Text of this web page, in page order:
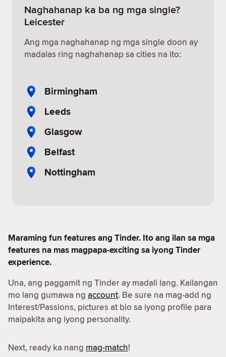
Naghahanap ka ba ng mga single?
Leicester
Ang mga naghahanap ng mga single doon ay
madalas ring naghahanap sa cities na ito:
Birmingham
Leeds
Glasgow
Belfast
Nottingham
Maraming fun features ang Tinder. Ito ang ilan sa mga
features na mas magpapa-exciting sa iyong Tinder
experience.
Una, ang paggamit ng Tinder ay madali lang. Kailangan
mo lang gumawa ng account. Be sure na mag-add ng
Interest/Passions, pictures at bio sa iyong profile para
maipakita ang iyong personality.
Next, ready ka nang mag-match!